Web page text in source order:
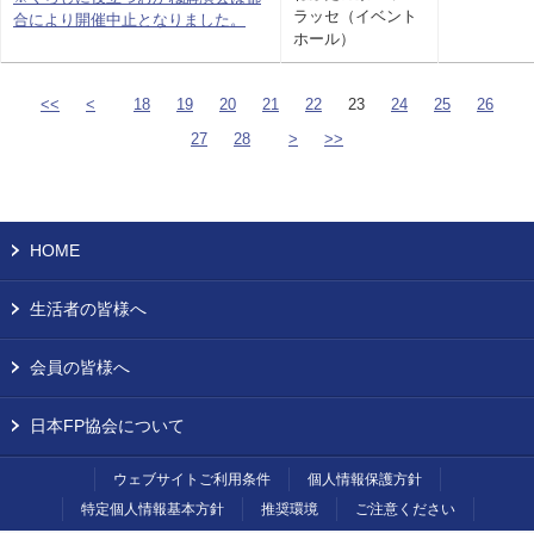
合により開催中止となりました。
ラッセ（イベント
ホール）
<< < 18 19 20 21 22 23 24 25
26
27
28 > >>
HOME
生活者の皆様へ
会員の皆様へ
日本FP協会について
ウェブサイトご利用条件
個人情報保護方針
特定個人情報基本方針
推奨環境 ご注意ください